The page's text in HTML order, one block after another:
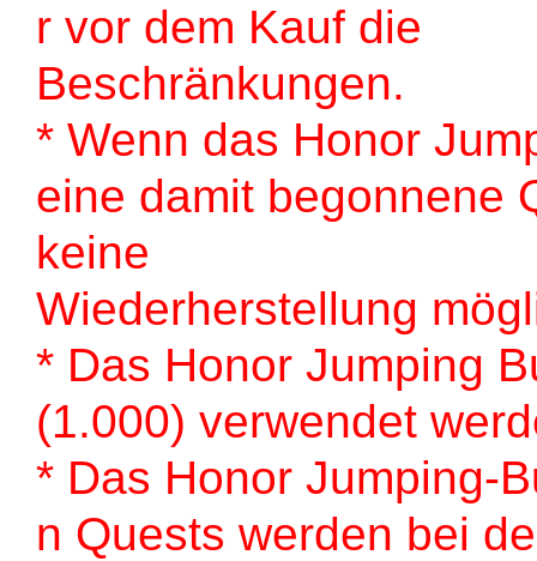
r vor dem Kauf die
Beschränkungen.
* Wenn das Honor
eine damit begonnene
keine
Wiederherstellung
* Das Honor Jumping
(1.000) verwendet
* Das Honor Jumping-
n Quests werden bei